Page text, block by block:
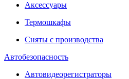
Аксессуары
Термошкафы
Сняты с производства
Автобезопасность
Автовидеорегистраторы